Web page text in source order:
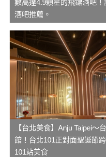
數高達4.9顆星的飛鏢酒吧！
酒吧推薦。
【台北美食】Anju Taipei～
館！台北101正對面聖誕節
101站美食